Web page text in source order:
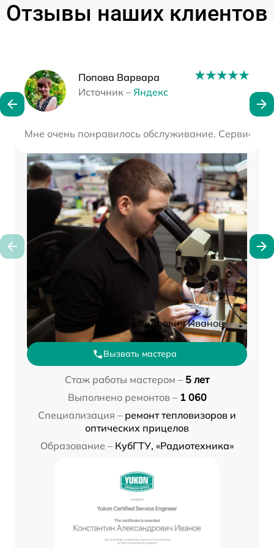
Отзывы наших клиентов
Попова Варвара
Источник – Яндекс
Мне очень понравилось обслуживание. Сервис
Наши мастера
Константин Александрович Иванов
Вызвать мастера
Стаж работы мастером – 5 лет
Выполнено ремонтов – 1 060
Специализация – ремонт тепловизоров и
оптических прицелов
Образование – КубГТУ, «Радиотехника»